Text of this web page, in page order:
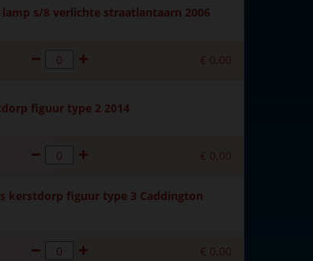
s/8 verlichte straatlantaarn 2006
€ 0,00
figuur type 2 2014
€ 0,00
kerstdorp figuur type 3 Caddington
€ 0,00